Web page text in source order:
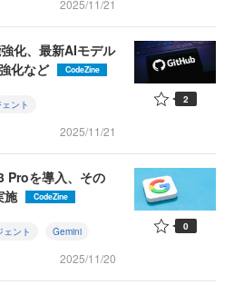
2025/11/21
化、最新AIモデル
化など
CodeZine
ント
2025/11/21
2
を導入、その
施
CodeZine
ェント Gemini
2025/11/20
0